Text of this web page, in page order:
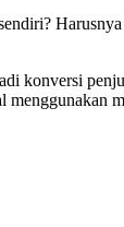
konversi
menggunakan